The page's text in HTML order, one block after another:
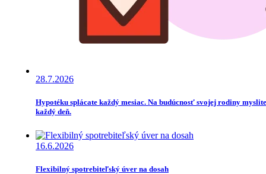
28.7.2026
Hypotéku splácate každý mesiac. Na budúcnosť svojej rodiny myslite
každý deň.
16.6.2026
Flexibilný spotrebiteľský úver na dosah